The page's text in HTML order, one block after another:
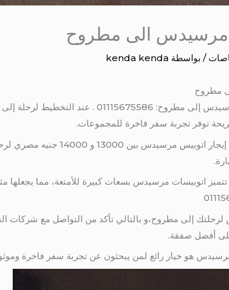
مرسيدس الى مطروح
/ بواسطة kenda kenda
مطروح
موجز عن ايجار اتوبيس مرسيدس إلى
توفر تجربة سفر فاخرة للمجموعات.
لذلك عادةً ما تتراوح
تتميز اتوبيسات مرسيدس بسعات كبيرة للأمتعة، مما يجعلها
إلى مطروح،و بالتالي تأكد من التواصل مع شركات
أفضل صفقة.
هو خيار رائع لمن يبحثون عن تجربة سفر فاخرة